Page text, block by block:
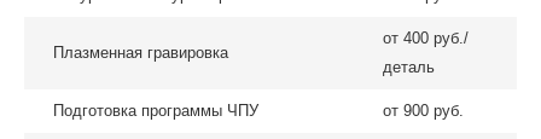
Плазменная гравировка
от 400 руб./
деталь
Подготовка программы ЧПУ от 900 руб.